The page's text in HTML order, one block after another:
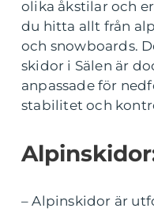
olika åkstilar och
du hitta allt från
och snowboards.
skidor i Sälen är
anpassade för
stabilitet och
– Alpinskidor är